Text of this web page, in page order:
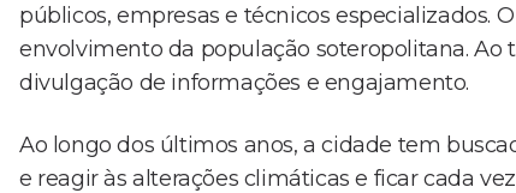
públicos, empresas e técnicos especializados.
envolvimento da população soteropolitana. Ao
divulgação de informações e engajamento.
Ao longo dos últimos anos, a cidade tem
e reagir às alterações climáticas e ficar cada